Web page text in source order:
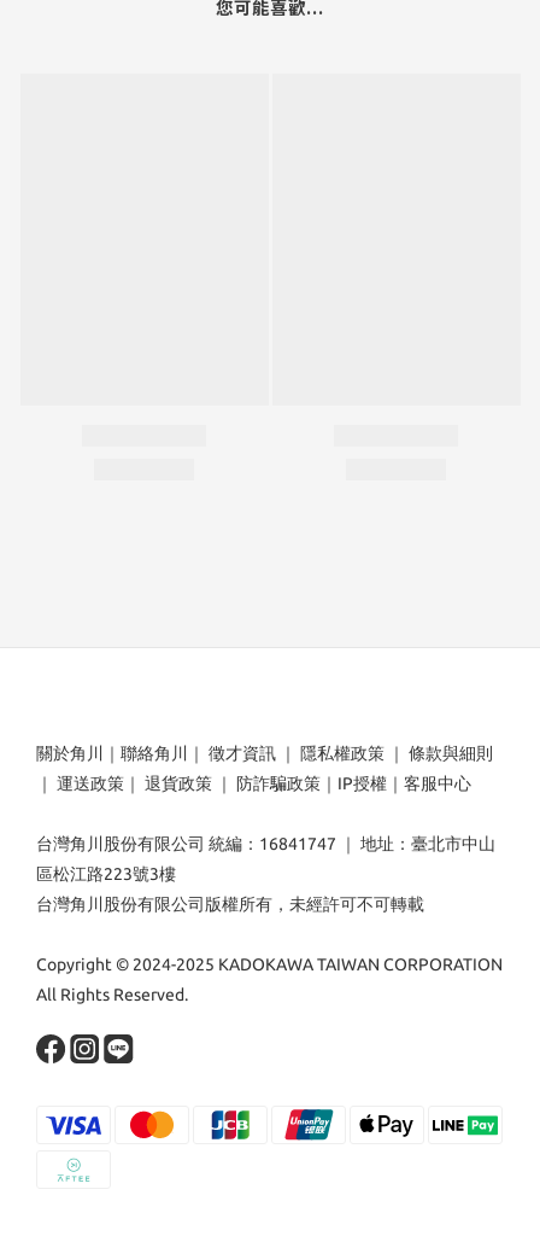
您可能喜歡...
關於角川 ｜ 聯絡角川 ｜ 徵才資訊 ｜ 隱私權政策 ｜ 條款與細則
｜ 運送政策 ｜ 退貨政策 ｜ 防詐騙政策 ｜ IP授權 ｜ 客服中心
台灣角川股份有限公司 統編：16841747 ｜ 地址：臺北市中山
區松江路223號3樓
台灣角川股份有限公司版權所有，未經許可不可轉載
Copyright © 2024-2025 KADOKAWA TAIWAN CORPORATION
All Rights Reserved.